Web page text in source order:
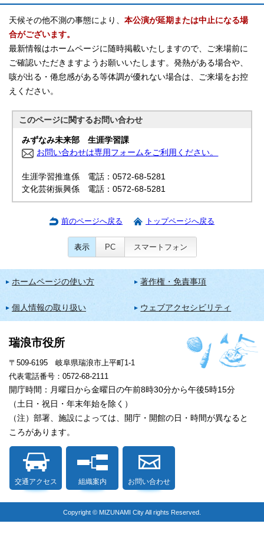
天候その他不測の事態により、 本公演が延期または中止になる場
合がございます。
最新情報はホームページに随時掲載いたしますので、ご来場前に
ご確認いただきますようお願いいたします。発熱がある場合や、
咳が出る・倦怠感がある等体調が優れない場合は、ご来場をお控
えください。
このページに関するお問い合わせ
みずなみ未来部 生涯学習課
お問い合わせは専用フォームをご利用ください。
生涯学習推進係 電話：0572-68-5281
文化芸術振興係 電話：0572-68-5281
前のページへ戻る トップページへ戻る
表示 PC スマートフォン
ホームページの使い方 著作権・免責事項
個人情報の取り扱い ウェブアクセシビリティ
瑞浪市役所
〒509-6195 岐阜県瑞浪市上平町1-1
代表電話番号：0572-68-2111
開庁時間：月曜日から金曜日の午前8時30分から午後5時15分
（土日・祝日・年末年始を除く）
（注）部署、施設によっては、開庁・開館の日・時間が異なると
ころがあります。
交通アクセス 組織案内 お問い合わせ
Copyright © MIZUNAMI City All rights Reserved.